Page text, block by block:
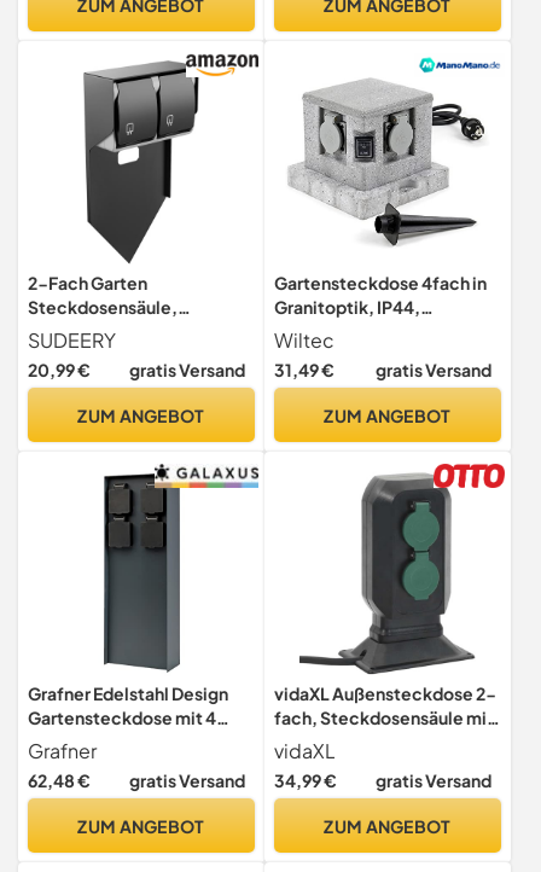
pin) Höhe 50cm, Anthrazit
2-Fach Garten
Steckdosensäule,
Gartensteckdose Aussen
Wasserdicht,
Außensteckdosensäule mit
Außenbereiche, Schwarz
SUDEERY
20,99 € gratis Versand
ZUM ANGEBOT
Gartensteckdose 4fach in
Granitoptik, IP44,
Außensteckdose mit
Sensor für Dämmerung und
1,5m Kabel
Wiltec
31,49 € gratis Versand
ZUM ANGEBOT
Grafner Edelstahl Design
Gartensteckdose mit 4
Steckdosen, IP44, eckig,
anthrazit, KEIN ROST –
Pulver-Beschichtung, klein
Mehrfach Metall Außen
Grafner
62,48 € gratis Versand
ZUM ANGEBOT
vidaXL Außensteckdose 2-
fach, Steckdosensäule mit
2 Steckdosen Erdspieß,
Gartensteckdose mit
Klappdeckeln,
PP
vidaXL
34,99 € gratis Versand
ZUM ANGEBOT